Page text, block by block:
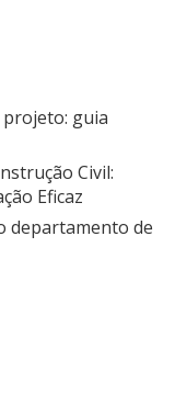
guia
Civil:
Eficaz
departamento de